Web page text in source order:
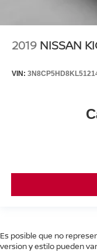
2019 NISSAN
VIN:
Es posible que no
version y estilo pueden